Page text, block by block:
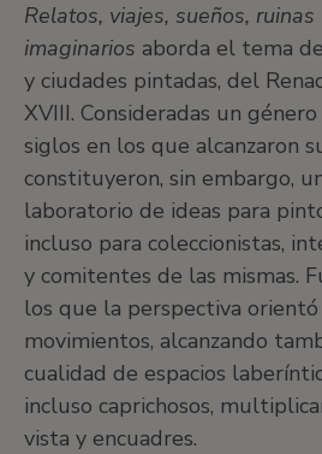
Relatos, viajes, sueños,
imaginarios aborda el tema
y ciudades pintadas, del
XVIII. Consideradas un
siglos en los que alcanzaron
constituyeron, sin embargo,
laboratorio de ideas para
incluso para coleccionistas,
y comitentes de las mismas.
los que la perspectiva
movimientos, alcanzando
cualidad de espacios
incluso caprichosos,
vista y encuadres.